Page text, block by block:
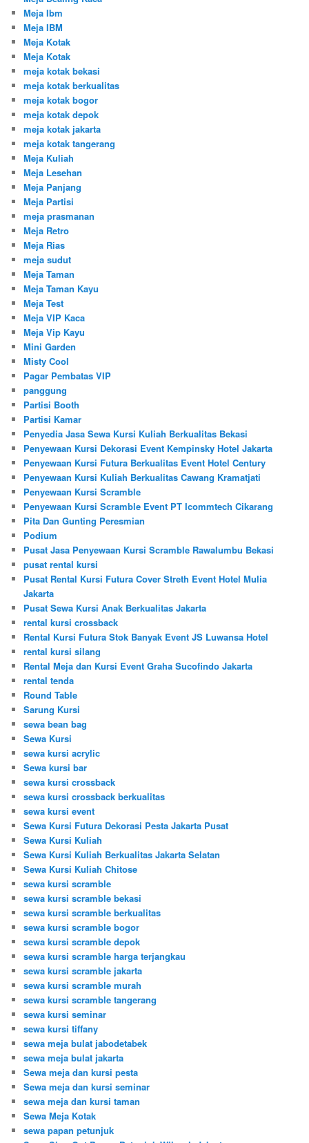
Meja Ibm
Meja IBM
Meja Kotak
Meja Kotak
meja kotak bekasi
meja kotak berkualitas
meja kotak bogor
meja kotak depok
meja kotak jakarta
meja kotak tangerang
Meja Kuliah
Meja Lesehan
Meja Panjang
Meja Partisi
meja prasmanan
Meja Retro
Meja Rias
meja sudut
Meja Taman
Meja Taman Kayu
Meja Test
Meja VIP Kaca
Meja Vip Kayu
Mini Garden
Misty Cool
Pagar Pembatas VIP
panggung
Partisi Booth
Partisi Kamar
Penyedia Jasa Sewa Kursi Kuliah Berkualitas Bekasi
Penyewaan Kursi Dekorasi Event Kempinsky Hotel Jakarta
Penyewaan Kursi Futura Berkualitas Event Hotel Century
Penyewaan Kursi Kuliah Berkualitas Cawang Kramatjati
Penyewaan Kursi Scramble
Penyewaan Kursi Scramble Event PT Icommtech Cikarang
Pita Dan Gunting Peresmian
Podium
Pusat Jasa Penyewaan Kursi Scramble Rawalumbu Bekasi
pusat rental kursi
Pusat Rental Kursi Futura Cover Streth Event Hotel Mulia
Jakarta
Pusat Sewa Kursi Anak Berkualitas Jakarta
rental kursi crossback
Rental Kursi Futura Stok Banyak Event JS Luwansa Hotel
rental kursi silang
Rental Meja dan Kursi Event Graha Sucofindo Jakarta
rental tenda
Round Table
Sarung Kursi
sewa bean bag
Sewa Kursi
sewa kursi acrylic
Sewa kursi bar
sewa kursi crossback
sewa kursi crossback berkualitas
sewa kursi event
Sewa Kursi Futura Dekorasi Pesta Jakarta Pusat
Sewa Kursi Kuliah
Sewa Kursi Kuliah Berkualitas Jakarta Selatan
Sewa Kursi Kuliah Chitose
sewa kursi scramble
sewa kursi scramble bekasi
sewa kursi scramble berkualitas
sewa kursi scramble bogor
sewa kursi scramble depok
sewa kursi scramble harga terjangkau
sewa kursi scramble jakarta
sewa kursi scramble murah
sewa kursi scramble tangerang
sewa kursi seminar
sewa kursi tiffany
sewa meja bulat jabodetabek
sewa meja bulat jakarta
Sewa meja dan kursi pesta
Sewa meja dan kursi seminar
sewa meja dan kursi taman
Sewa Meja Kotak
sewa papan petunjuk